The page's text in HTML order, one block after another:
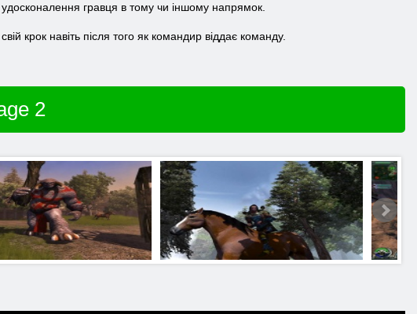
гравця в тому чи іншому напрямок.
крок навіть після того як командир віддає команду.
2